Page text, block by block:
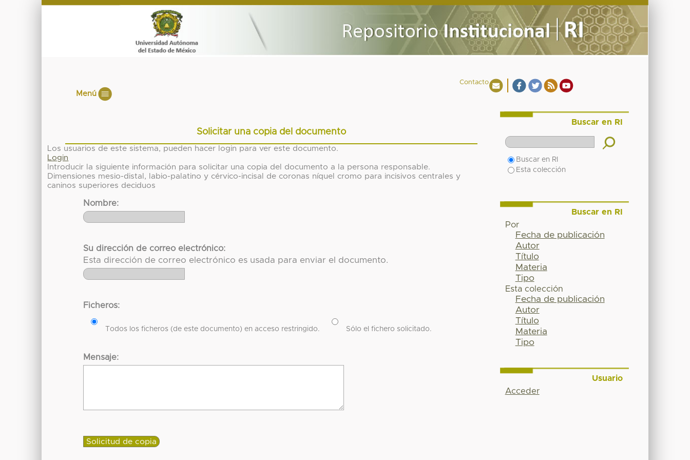
Contacto
Menú
Solicitar una copia del documento
Los usuarios de este sistema, pueden hacer login para ver este documento.
Login
Introducir la siguiente información para solicitar una copia del documento a la persona responsable.
Dimensiones mesio-distal, labio-palatino y cérvico-incisal de coronas níquel cromo para incisivos centrales y
caninos superiores deciduos
Nombre:
Su dirección de correo electrónico:
Esta dirección de correo electrónico es usada para enviar el documento.
Ficheros:
Todos los ficheros (de este documento) en acceso restringido. Sólo el fichero solicitado.
Mensaje:
Buscar en RI
Buscar en RI
Esta colección
Buscar en RI
Por
Fecha de publicación
Autor
Título
Materia
Tipo
Esta colección
Fecha de publicación
Autor
Título
Materia
Tipo
Usuario
Acceder